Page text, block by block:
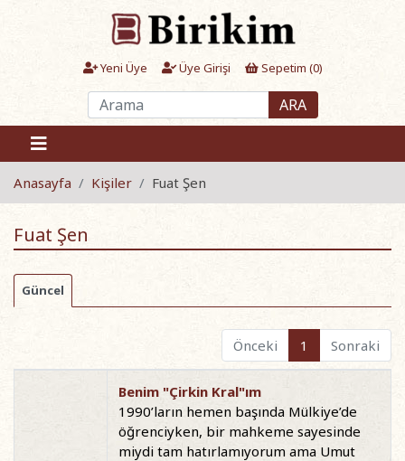
Yeni Üye Üye Girişi Sepetim (0)
ARA
Anasayfa Kişiler Fuat Şen
Fuat Şen
Güncel
Önceki 1 Sonraki
Benim "Çirkin Kral"ım
1990’ların hemen başında Mülkiye’de
öğrenciyken, bir mahkeme sayesinde
miydi tam hatırlamıyorum ama Umut